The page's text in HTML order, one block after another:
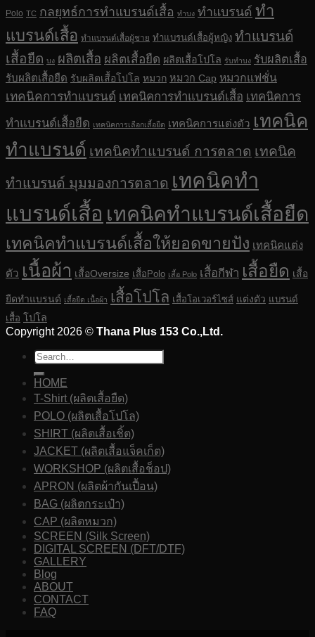
Polo TC กลยุทธ์การทำแบรนด์เสื้อ ทำบง ทำแบรนด์ ทำ
แบรนด์เสื้อ ทำแบรนด์เสื้อผู้ชาย ทำแบรนด์เสื้อผู้หญิง ทำแบรนด์
เสื้อยืด บง ผลิตเสื้อ ผลิตเสื้อยืด ผลิตเสื้อโปโล รับทำบง รับผลิตเสื้อ
รับผลิตเสื้อยืด รับผลิตเสื้อโปโล หมวก หมวก Cap หมวกแฟชั่น
เทคนิคการทำแบรนด์ เทคนิคการทำแบรนด์เสื้อ เทคนิคการ
ทำแบรนด์เสื้อยืด เทคนิคการเลือกเสื้อยืด เทคนิคการแต่งตัว เทคนิค
ทำแบรนด์ เทคนิคทำแบรนด์ การตลาด เทคนิค
ทำแบรนด์ มุมมองการตลาด เทคนิคทำ
แบรนด์เสื้อ เทคนิคทำแบรนด์เสื้อยืด
เทคนิคทำแบรนด์เสื้อให้ยอดขายปัง เทคนิคแต่ง
ตัว เนื้อผ้า เสื้อOversize เสื้อPolo เสื้อ Polo เสื้อกีฬา เสื้อยืด เสื้อ
ยืดทำแบรนด์ เสื้อยืด เนื้อผ้า เสื้อโปโล เสื้อโอเวอร์ไซส์ แต่งตัว แบรนด์
เสื้อ โปโล
Copyright 2026 © Thana Plus 153 Co.,Ltd.
HOME
T-Shirt (ผลิตเสื้อยืด)
POLO (ผลิตเสื้อโปโล)
SHIRT (ผลิตเสื้อเชิ้ต)
JACKET (ผลิตเสื้อแจ็คเก็ต)
WORKSHOP (ผลิตเสื้อช็อป)
APRON (ผลิตผ้ากันเปื้อน)
BAG (ผลิตกระเป๋า)
CAP (ผลิตหมวก)
SCREEN (Silk Screen)
DIGITAL SCREEN (DFT/DTF)
GALLERY
Blog
ABOUT
CONTACT
FAQ